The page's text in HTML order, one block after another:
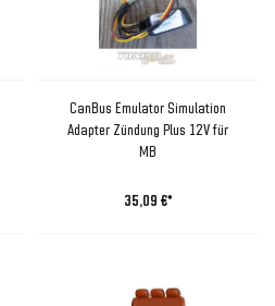
CanBus Emulator Simulation
Adapter Zündung Plus 12V für
MB
35,09 €*